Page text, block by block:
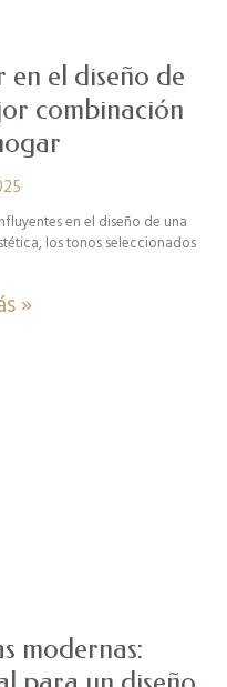
en el diseño de
combinación
en el diseño de una
los tonos seleccionados
»
modernas: